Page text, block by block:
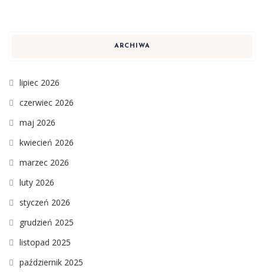
ARCHIWA
lipiec 2026
czerwiec 2026
maj 2026
kwiecień 2026
marzec 2026
luty 2026
styczeń 2026
grudzień 2025
listopad 2025
październik 2025